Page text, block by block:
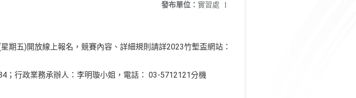
發布單位： 實習處 |
期五)開放線上報名，競賽內容、詳細規則請詳2023竹塹盃網站：
；行政業務承辦人：李明璇小姐，電話： 03-5712121分機